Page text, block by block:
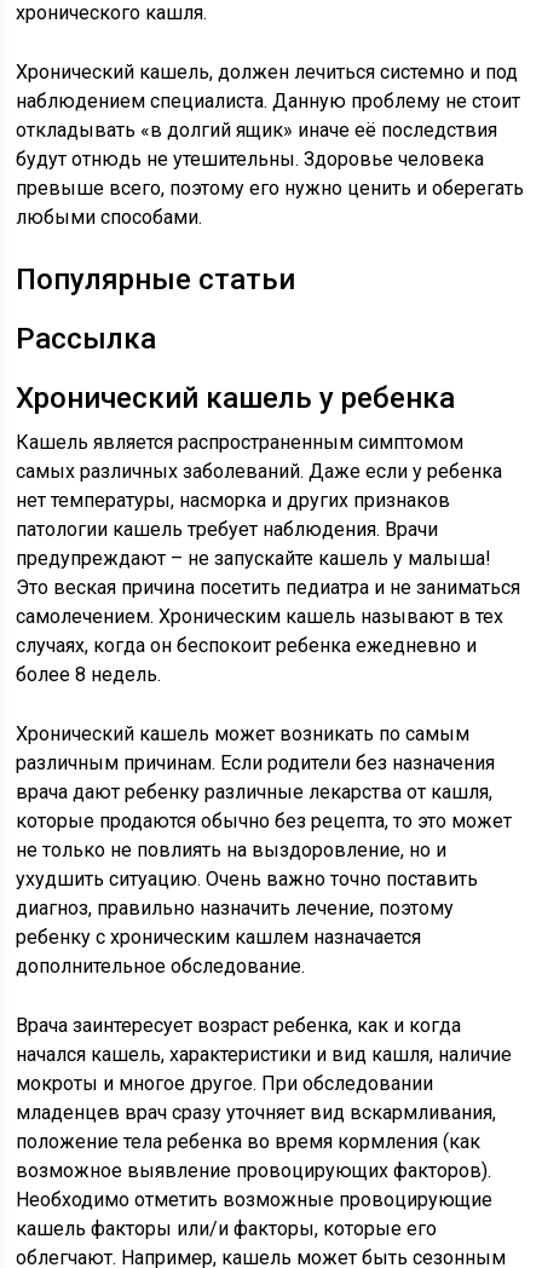
хронического кашля.
Хронический кашель, должен лечиться системно и под
наблюдением специалиста. Данную проблему не стоит
откладывать «в долгий ящик» иначе её последствия
будут отнюдь не утешительны. Здоровье человека
превыше всего, поэтому его нужно ценить и оберегать
любыми способами.
Популярные статьи
Рассылка
Хронический кашель у ребенка
Кашель является распространенным симптомом
самых различных заболеваний. Даже если у ребенка
нет температуры, насморка и других признаков
патологии кашель требует наблюдения. Врачи
предупреждают – не запускайте кашель у малыша!
Это веская причина посетить педиатра и не заниматься
самолечением. Хроническим кашель называют в тех
случаях, когда он беспокоит ребенка ежедневно и
более 8 недель.
Хронический кашель может возникать по самым
различным причинам. Если родители без назначения
врача дают ребенку различные лекарства от кашля,
которые продаются обычно без рецепта, то это может
не только не повлиять на выздоровление, но и
ухудшить ситуацию. Очень важно точно поставить
диагноз, правильно назначить лечение, поэтому
ребенку с хроническим кашлем назначается
дополнительное обследование.
Врача заинтересует возраст ребенка, как и когда
начался кашель, характеристики и вид кашля, наличие
мокроты и многое другое. При обследовании
младенцев врач сразу уточняет вид вскармливания,
положение тела ребенка во время кормления (как
возможное выявление провоцирующих факторов).
Необходимо отметить возможные провоцирующие
кашель факторы или/и факторы, которые его
облегчают. Например, кашель может быть сезонным